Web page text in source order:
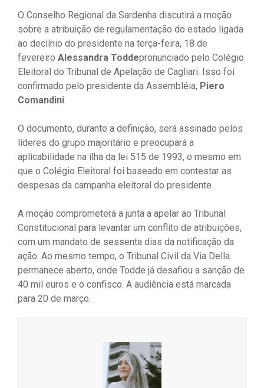
O Conselho Regional da Sardenha discutirá a moção
sobre a atribuição de regulamentação do estado ligada
ao declínio do presidente na terça-feira, 18 de
fevereiro Alessandra Toddepronunciado pelo Colégio
Eleitoral do Tribunal de Apelação de Cagliari. Isso foi
confirmado pelo presidente da Assembléia, Piero
Comandini.
O documento, durante a definição, será assinado pelos
líderes do grupo majoritário e preocupará a
aplicabilidade na ilha da lei 515 de 1993, o mesmo em
que o Colégio Eleitoral foi baseado em contestar as
despesas da campanha eleitoral do presidente.
A moção comprometerá a junta a apelar ao Tribunal
Constitucional para levantar um conflito de atribuições,
com um mandato de sessenta dias da notificação da
ação. Ao mesmo tempo, o Tribunal Civil da Via Della
permanece aberto, onde Todde já desafiou a sanção de
40 mil euros e o confisco. A audiência está marcada
para 20 de março.